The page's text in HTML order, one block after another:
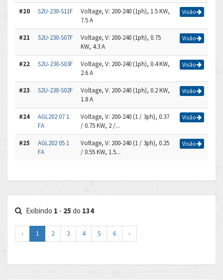
#20 S2U-230-S11F
Voltage, V: 200-240 (1ph), 1.5 KW,
7.5 A
Visão
#21 S2U-230-S07F
Voltage, V: 200-240 (1ph), 0.75
KW, 4.3 A
Visão
#22 S2U-230-S03F
Voltage, V: 200-240 (1ph), 0.4 KW,
2.6 A
Visão
#23 S2U-230-S02F
Voltage, V: 200-240 (1ph), 0.2 KW,
1.8 A
Visão
#24
AGL202 07 1
FA
Voltage, V: 200-240 (1 / 3ph), 0.37
/ 0.75 KW, 2 /...
Visão
#25
AGL202 05 1
FA
Voltage, V: 200-240 (1 / 3ph), 0.25
/ 0.55 KW, 1.5...
Visão
Exibindo 1 - 25 do 134
‹ 1 2 3 4 5 6 ›